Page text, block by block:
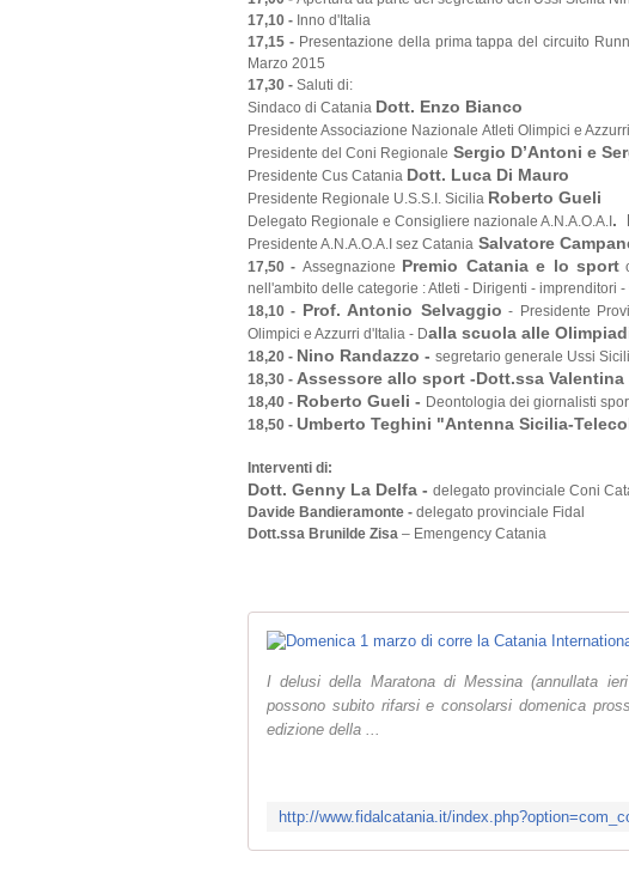
17,10 - Inno d'Italia
17,15 - Presentazione della prima tappa del circuito
Marzo 2015
17,30 - Saluti di:
Sindaco di Catania Dott. Enzo Bianco
Presidente Associazione Nazionale Atleti Olimpici e
Presidente del Coni Regionale Sergio D’Antoni e
Presidente Cus Catania Dott. Luca Di Mauro
Presidente Regionale U.S.S.I. Sicilia Roberto Gueli
Delegato Regionale e Consigliere nazionale A.N.A.O.A.I .
Presidente A.N.A.O.A.I sez Catania Salvatore
17,50 - Assegnazione Premio Catania e lo sport
nell'ambito delle categorie : Atleti - Dirigenti - imprenditori
18,10 - Prof. Antonio Selvaggio - Presidente
Olimpici e Azzurri d'Italia - Dalla scuola alle
18,20 - Nino Randazzo - segretario generale Ussi
18,30 - Assessore allo sport -Dott.ssa Valentina
18,40 - Roberto Gueli - Deontologia dei giornalisti
18,50 - Umberto Teghini "Antenna Sicilia-
Interventi di:
Dott. Genny La Delfa - delegato provinciale Coni
Davide Bandieramonte - delegato provinciale Fidal
Dott.ssa Brunilde Zisa – Emengency Catania
I delusi della Maratona di Messina (annullata
possono subito rifarsi e consolarsi domenica
edizione della ...